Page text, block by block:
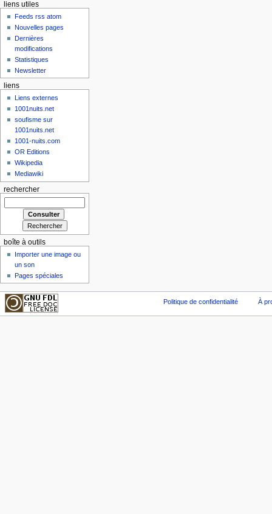
liens utiles
Feeds rss atom
Nouvelles pages
Dernières
modifications
Statistiques
Newsletter
liens
Liens externes
1001nuits.net
soufisme sur
1001nuits.net
1001-nuits.com
OR Editions
Wikipedia
Mediawiki
rechercher
boîte à outils
Importer une image ou
un son
Pages spéciales
Politique de confidentialité À